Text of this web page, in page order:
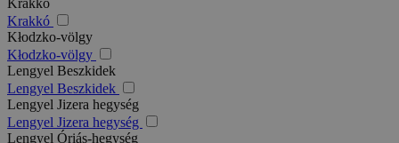
Krakkó
Krakkó
Kłodzko-völgy
Kłodzko-völgy
Lengyel Beszkidek
Lengyel Beszkidek
Lengyel Jizera hegység
Lengyel Jizera hegység
Lengyel Óriás-hegység